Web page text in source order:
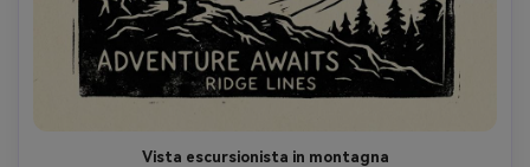
Vista escursionista in montagna